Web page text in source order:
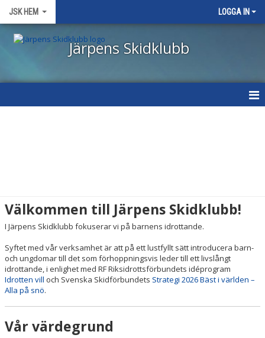
JSK HEM LOGGA IN
Järpens Skidklubb
KONTAKT
VÅR HISTORIA
AVGIFTER
STYRELSEN
Välkommen till Järpens Skidklubb!
I Järpens Skidklubb fokuserar vi på barnens idrottande.
Syftet med vår verksamhet är att på ett lustfyllt sätt introducera barn-
och ungdomar till det som förhoppningsvis leder till ett livslångt
idrottande, i enlighet med RF Riksidrottsförbundets idéprogram
Idrotten vill och Svenska Skidförbundets Strategi 2026 Bäst i världen –
Alla på snö.
Vår värdegrund